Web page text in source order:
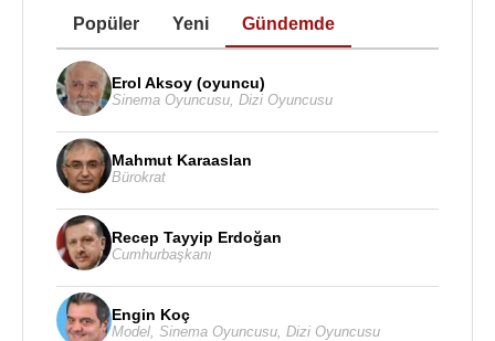
Popüler Yeni Gündemde
Erol Aksoy (oyuncu)
Sinema Oyuncusu Dizi Oyuncusu
Mahmut Karaaslan
Bürokrat
Recep Tayyip Erdoğan
Cumhurbaşkanı
Engin Koç
Model Sinema Oyuncusu Dizi Oyuncusu